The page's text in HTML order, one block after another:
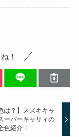
！
は？】スズキキャ
ーパーキャリィの
色紹介！